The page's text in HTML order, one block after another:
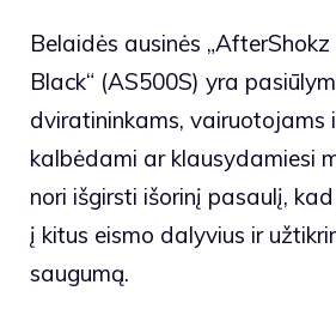
Belaidės ausinės „AfterShokz
Black“ (AS500S) yra
dviratininkams, vairuotojams
kalbėdami ar klausydamiesi
nori išgirsti išorinį pasaulį,
į kitus eismo dalyvius ir
saugumą.